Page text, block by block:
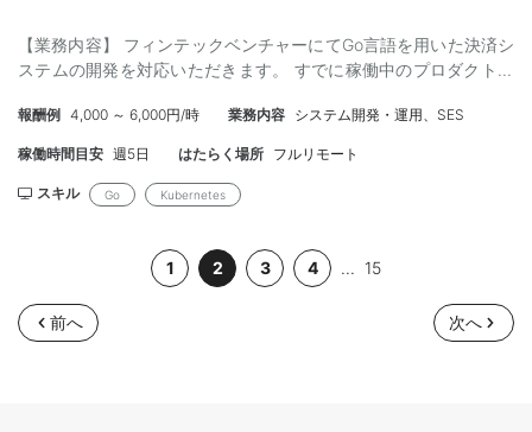
【業務内容】 フィンテックベンチャーにてGo言語を用いた決済シ
ステムの開発を対応いただきます。 すでに稼働中のプロダクトの
満） 弊社経由で稼働中のエンジニア様から、 「人間関係がとても
良い現場で質問に対してもすぐに返答くださり、お仕事がしやす
でのバックエンド開発3年以上 ・マイクロサービスの開発経験か
ト： フルリモート ・稼働：週5 ・開始： 即日～ ・支払いサイ
ト：月末締め翌々月5日払い（ご希望により30日以下でのお振込な
ど短縮可能です） 【応募の流れ】 ・弊社にて経歴確認 ・エンドと
の面談（1回、オンライン）
報酬例 4,000 ～ 6,000円/時 業務内容 システム開発・運用、SES
稼働時間目安 週5日 はたらく場所 フルリモート
スキル Go Kubernetes
1 2 3 4 ... 15
前へ 次へ